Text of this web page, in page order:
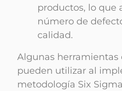
productos, lo que
número de
calidad.
Algunas herramientas
pueden utilizar al
metodología Six